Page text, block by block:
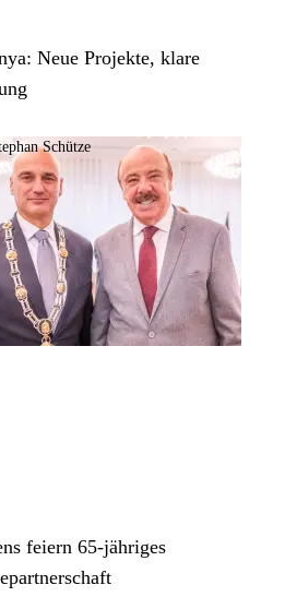
Neue Projekte, klare
Schütze
feiern 65-jähriges